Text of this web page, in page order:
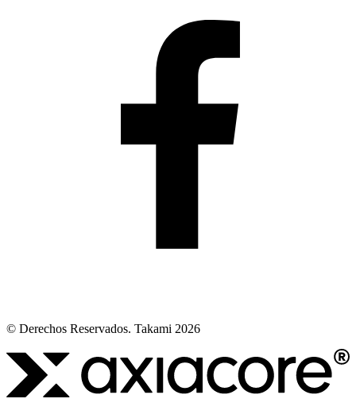
© Derechos Reservados. Takami 2026